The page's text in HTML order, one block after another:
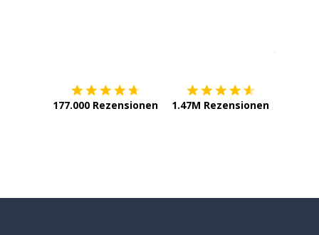
177.000 Rezensionen 1.47M Rezensionen